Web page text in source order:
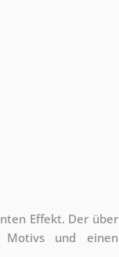
Effekt. Der über
Motivs und einen